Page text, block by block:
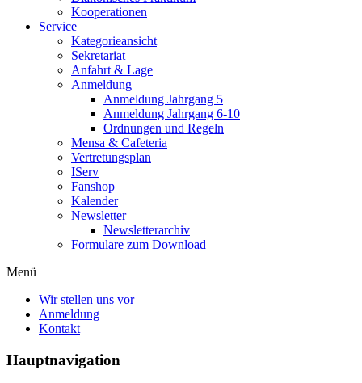
Kooperationen
Service
Kategorieansicht
Sekretariat
Anfahrt & Lage
Anmeldung
Anmeldung Jahrgang 5
Anmeldung Jahrgang 6-10
Ordnungen und Regeln
Mensa & Cafeteria
Vertretungsplan
IServ
Fanshop
Kalender
Newsletter
Newsletterarchiv
Formulare zum Download
Menü
Wir stellen uns vor
Anmeldung
Kontakt
Hauptnavigation